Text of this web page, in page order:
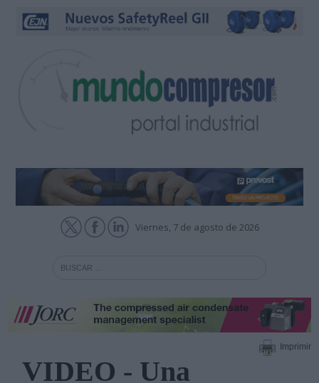
Viernes, 7 de agosto de 2026
Imprimir
VIDEO - Una